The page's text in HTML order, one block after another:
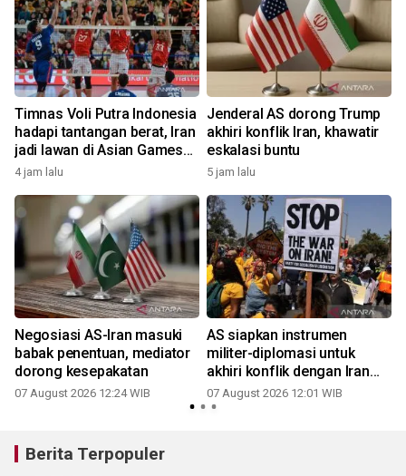
Timnas Voli Putra Indonesia
hadapi tantangan berat, Iran
jadi lawan di Asian Games
2026
4 jam lalu
Jenderal AS dorong Trump
akhiri konflik Iran, khawatir
eskalasi buntu
5 jam lalu
Negosiasi AS-Iran masuki
babak penentuan, mediator
dorong kesepakatan
07 August 2026 12:24 WIB
AS siapkan instrumen
militer-diplomasi untuk
akhiri konflik dengan Iran
segera
07 August 2026 12:01 WIB
Berita Terpopuler